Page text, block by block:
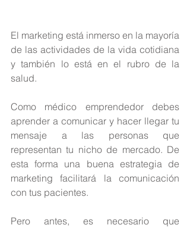
El marketing está inmerso en la mayoría
de las actividades de la vida cotidiana
y también lo está en el rubro de la
salud.
Como médico emprendedor debes
aprender a comunicar y hacer llegar tu
mensaje a las personas que
representan tu nicho de mercado. De
esta forma una buena estrategia de
marketing facilitará la comunicación
con tus pacientes.
Pero antes, es necesario que